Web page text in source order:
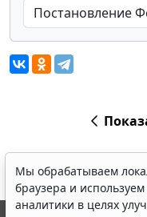
Мы обрабатываем
браузера и
аналитики в целях